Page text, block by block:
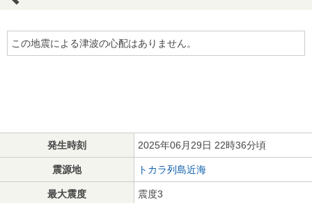
この地震による津波の心配はありません。
発生時刻 2025年06月29日 22時36分頃
震源地 トカラ列島近海
最大震度 震度3